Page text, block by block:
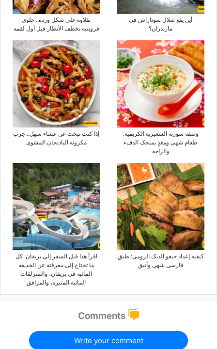
أین یقع شلال سوتاراش فی
مازندران؟
بقلاوه على شکل ورده.. حلوى
قزوینیه تخطف الأنظار قبل أول لقمه
وصفه شوربه الشعیریه الکریمیه:
طعام شهی ومغذٍ یمنحک الدفء
والراحه
إذا کنت تبحث عن عشاء سهل.. جرب
مکرونه الباذنجان المشوی
کیفیه إعداد جیغو الدیک الرومی: طبق
فارسی شهی وأنیق
اقرأ هذا قبل السفر إلى یریفان: کل
ما تحتاج إلى معرفته عن الحدیقه
المائیه فی یریفان، والمنزلقات
المائیه المثیره، والمرافق
Comments
Write your comment